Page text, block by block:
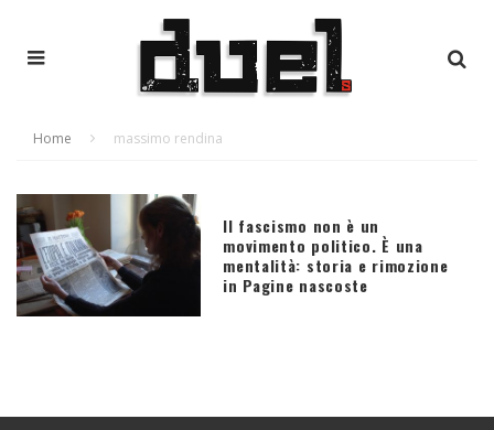
Home massimo rendina
Il fascismo non è un
movimento politico. È una
mentalità: storia e rimozione
in Pagine nascoste